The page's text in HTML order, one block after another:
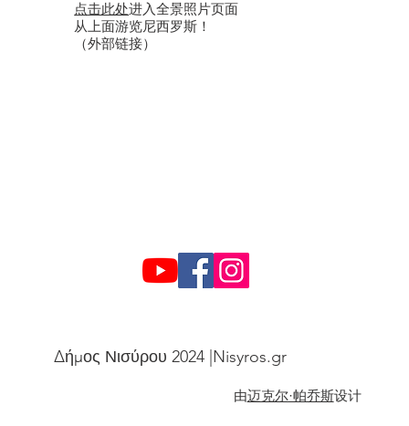
点击此处进入全景照片页面
从上面游览尼西罗斯！
（外部链接）
Δήμος Νισύρου 2024 |Nisyros.gr
由迈克尔·帕乔斯设计